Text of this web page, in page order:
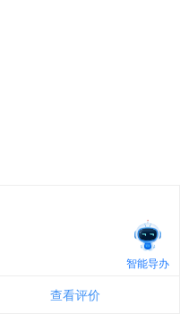
智能导办
查看评价